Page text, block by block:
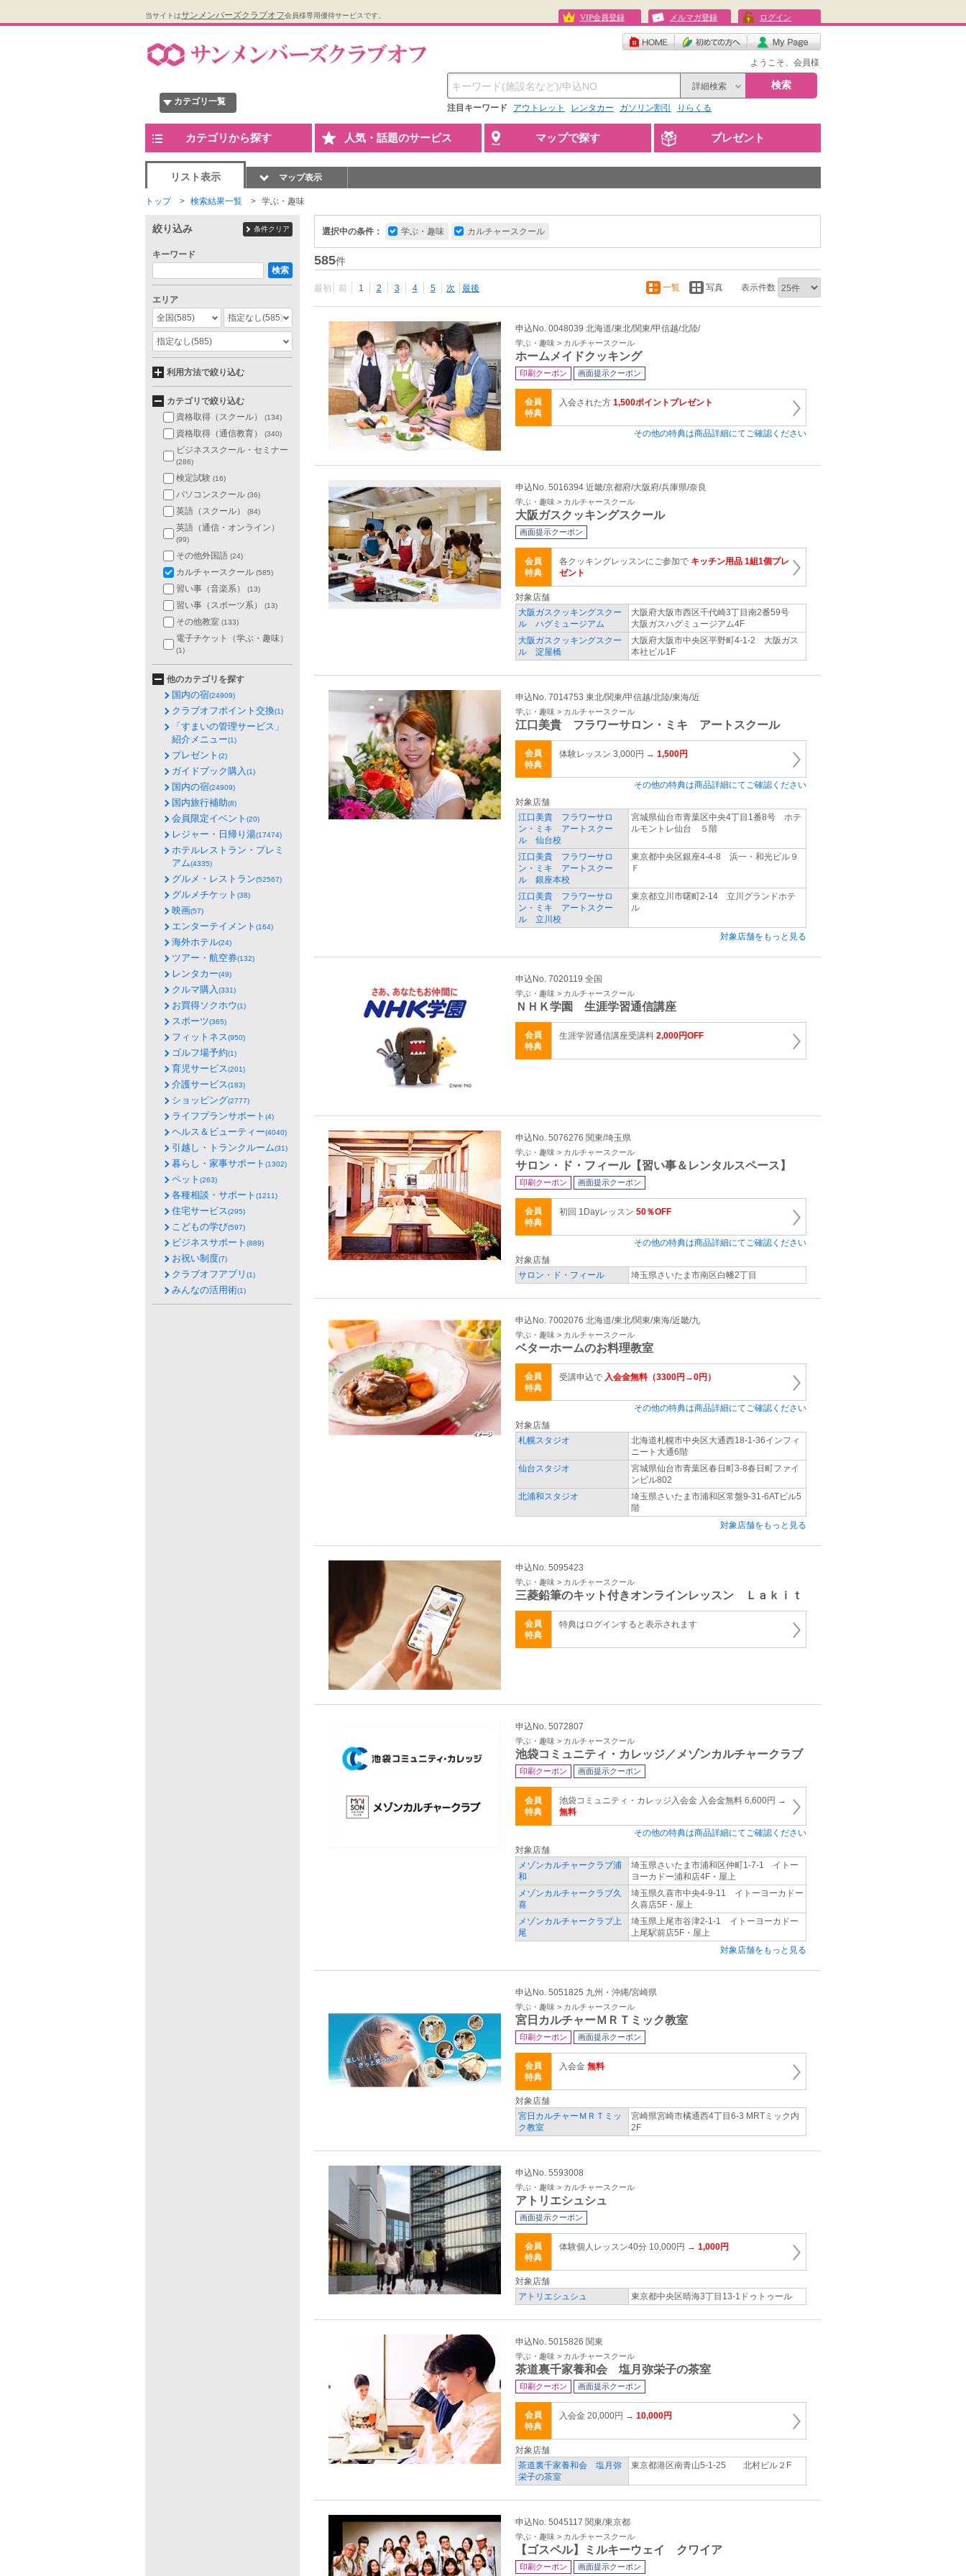
当サイトはサンメンバーズクラブオフ会員様専用優待サービスです。 VIP会員登録 メルマガ登録 ログイン
ようこそ、会員様
カテゴリ一覧
詳細検索 検索
注目キーワード アウトレット レンタカー ガソリン割引 りらくる
カテゴリから探す 人気・話題のサービス マップで探す プレゼント
リスト表示 マップ表示
トップ 検索結果一覧 学ぶ・趣味
選択中の条件： 学ぶ・趣味 カルチャースクール
585件
最初 前 1 2 3 4 5 次 最後 一覧 写真 表示件数
申込No. 0048039 北海道/東北/関東/甲信越/北陸/
学ぶ・趣味 > カルチャースクール
ホームメイドクッキング
印刷クーポン 画面提示クーポン
会員
特典
入会された方 1,500ポイントプレゼント
その他の特典は商品詳細にてご確認ください
申込No. 5016394 近畿/京都府/大阪府/兵庫県/奈良
学ぶ・趣味 > カルチャースクール
大阪ガスクッキングスクール
画面提示クーポン
会員
特典
各クッキングレッスンにご参加で キッチン用品 1組1個プレ
ゼント
対象店舗
大阪ガスクッキングスクー
ル ハグミュージアム
大阪府大阪市西区千代崎3丁目南2番59号
大阪ガスハグミュージアム4F
大阪ガスクッキングスクー
ル 淀屋橋
大阪府大阪市中央区平野町4-1-2 大阪ガス
本社ビル1F
申込No. 7014753 東北/関東/甲信越/北陸/東海/近
学ぶ・趣味 > カルチャースクール
江口美貴 フラワーサロン・ミキ アートスクール
会員
特典
体験レッスン 3,000円 → 1,500円
その他の特典は商品詳細にてご確認ください
対象店舗
江口美貴 フラワーサロ
ン・ミキ アートスクー
ル 仙台校
宮城県仙台市青葉区中央4丁目1番8号 ホテ
ルモントレ仙台 ５階
江口美貴 フラワーサロ
ン・ミキ アートスクー
ル 銀座本校
東京都中央区銀座4‐4‐8 浜一・和光ビル９
Ｆ
江口美貴 フラワーサロ
ン・ミキ アートスクー
ル 立川校
東京都立川市曙町2‐14 立川グランドホテ
ル
対象店舗をもっと見る
申込No. 7020119 全国
学ぶ・趣味 > カルチャースクール
ＮＨＫ学園 生涯学習通信講座
会員
特典
生涯学習通信講座受講料 2,000円OFF
申込No. 5076276 関東/埼玉県
学ぶ・趣味 > カルチャースクール
サロン・ド・フィール【習い事＆レンタルスペース】
印刷クーポン 画面提示クーポン
会員
特典
初回 1Dayレッスン 50％OFF
その他の特典は商品詳細にてご確認ください
対象店舗
サロン・ド・フィール
埼玉県さいたま市南区白幡2丁目
申込No. 7002076 北海道/東北/関東/東海/近畿/九
学ぶ・趣味 > カルチャースクール
ベターホームのお料理教室
会員
特典
受講申込で 入会金無料（3300円→0円）
その他の特典は商品詳細にてご確認ください
対象店舗
札幌スタジオ
北海道札幌市中央区大通西18-1-36インフィ
ニート大通6階
仙台スタジオ
宮城県仙台市青葉区春日町3-8春日町ファイ
ンビル802
北浦和スタジオ
埼玉県さいたま市浦和区常盤9-31-6ATビル5
階
対象店舗をもっと見る
申込No. 5095423
学ぶ・趣味 > カルチャースクール
三菱鉛筆のキット付きオンラインレッスン Ｌａｋｉｔ
会員
特典
特典はログインすると表示されます
申込No. 5072807
学ぶ・趣味 > カルチャースクール
池袋コミュニティ・カレッジ／メゾンカルチャークラブ
印刷クーポン 画面提示クーポン
会員
特典
池袋コミュニティ・カレッジ入会金 入会金無料 6,600円 →
無料
その他の特典は商品詳細にてご確認ください
対象店舗
メゾンカルチャークラブ浦
和
埼玉県さいたま市浦和区仲町1-7-1 イトー
ヨーカドー浦和店4F・屋上
メゾンカルチャークラブ久
喜
埼玉県久喜市中央4-9-11 イトーヨーカドー
久喜店5F・屋上
メゾンカルチャークラブ上
尾
埼玉県上尾市谷津2-1-1 イトーヨーカドー
上尾駅前店5F・屋上
対象店舗をもっと見る
申込No. 5051825 九州・沖縄/宮崎県
学ぶ・趣味 > カルチャースクール
宮日カルチャーＭＲＴミック教室
印刷クーポン 画面提示クーポン
会員
特典
入会金 無料
対象店舗
宮日カルチャーＭＲＴミッ
ク教室
宮崎県宮崎市橘通西4丁目6-3 MRTミック内
2F
申込No. 5593008
学ぶ・趣味 > カルチャースクール
アトリエシュシュ
画面提示クーポン
会員
特典
体験個人レッスン40分 10,000円 → 1,000円
対象店舗
アトリエシュシュ
東京都中央区晴海3丁目13-1ドゥトゥール
申込No. 5015826 関東
学ぶ・趣味 > カルチャースクール
茶道裏千家養和会 塩月弥栄子の茶室
印刷クーポン 画面提示クーポン
会員
特典
入会金 20,000円 → 10,000円
対象店舗
茶道裏千家養和会 塩月弥
栄子の茶室
東京都港区南青山5‐1‐25 北村ビル２F
申込No. 5045117 関東/東京都
学ぶ・趣味 > カルチャースクール
【ゴスペル】ミルキーウェイ クワイア
印刷クーポン 画面提示クーポン
絞り込み 条件クリア
キーワード
検索
エリア
全国(585) 指定なし(585)
指定なし(585)
利用方法で絞り込む
カテゴリで絞り込む
資格取得（スクール）
(134)
資格取得（通信教育） (340)
ビジネススクール・セミナー
(286)
検定試験 (16)
パソコンスクール (36)
英語（スクール） (84)
英語（通信・オンライン）
(99)
その他外国語 (24)
カルチャースクール (585)
習い事（音楽系） (13)
習い事（スポーツ系） (13)
その他教室 (133)
電子チケット（学ぶ・趣味）
(1)
他のカテゴリを探す
国内の宿(24909)
クラブオフポイント交換(1)
「すまいの管理サービス」
紹介メニュー(1)
プレゼント (2)
ガイドブック購入(1)
国内の宿(24909)
国内旅行補助(8)
会員限定イベント (20)
レジャー・日帰り湯(17474)
ホテルレストラン・プレミ
アム(4335)
グルメ・レストラン(52567)
グルメチケット (38)
映画(57)
エンターテイメント (164)
海外ホテル(24)
ツアー・航空券(132)
レンタカー(49)
クルマ購入(331)
お買得ソクホウ(1)
スポーツ(365)
フィットネス(950)
ゴルフ場予約(1)
育児サービス(201)
介護サービス(183)
ショッピング(2777)
ライフプランサポート (4)
ヘルス＆ビューティー(4040)
引越し・トランクルーム(31)
暮らし・家事サポート (1302)
ペット (263)
各種相談・サポート (1211)
住宅サービス(295)
こどもの学び(597)
ビジネスサポート (889)
お祝い制度(7)
クラブオフアプリ (1)
みんなの活用術(1)